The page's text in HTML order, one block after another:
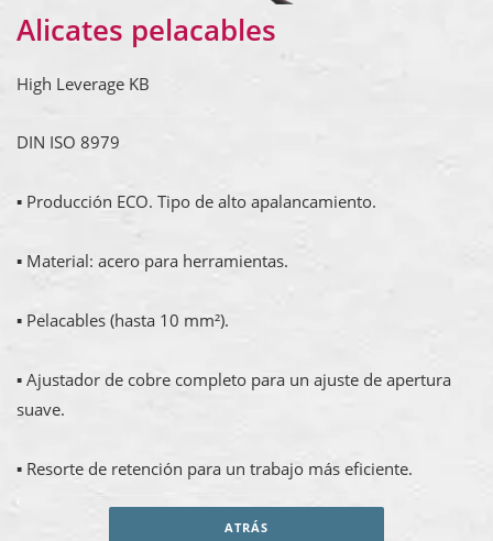
Alicates pelacables
High Leverage KB
DIN ISO 8979
▪ Producción ECO. Tipo de alto apalancamiento.
▪ Material: acero para herramientas.
▪ Pelacables (hasta 10 mm²).
▪ Ajustador de cobre completo para un ajuste de apertura
suave.
▪ Resorte de retención para un trabajo más eficiente.
ATRÁS